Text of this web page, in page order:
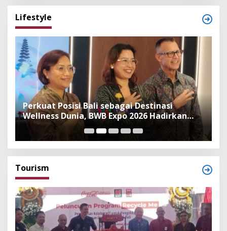
Lifestyle
Perkuat Posisi Bali sebagai Destinasi
Wellness Dunia, BWB Expo 2026 Hadirkan
Exhibitor Nasional dan Global
Tourism